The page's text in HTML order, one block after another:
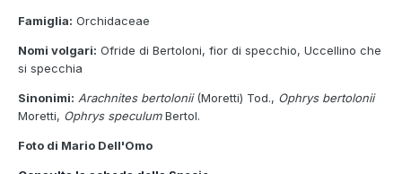
Famiglia: Orchidaceae
Nomi volgari: Ofride di Bertoloni, fior di specchio, Uccellino che
si specchia
Sinonimi: Arachnites bertolonii(Moretti) Tod., Ophrys bertolonii
Moretti, Ophrys speculumBertol.
Foto di Mario Dell'Omo